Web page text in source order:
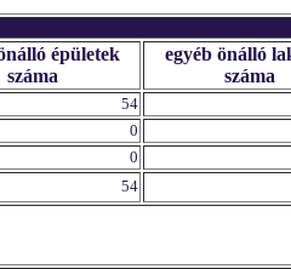
épületek
száma
egyéb önálló
száma
54
0
0
54